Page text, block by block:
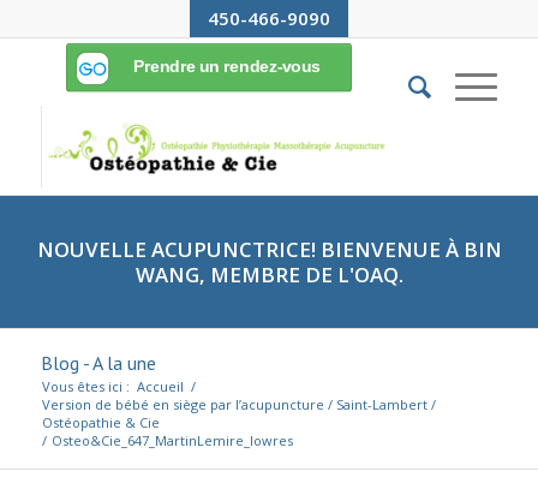
450-466-9090
NOUVELLE ACUPUNCTRICE! BIENVENUE À BIN
WANG, MEMBRE DE L'OAQ.
Blog - A la une
Vous êtes ici : Accueil /
Version de bébé en siège par l’acupuncture / Saint-Lambert /
Ostéopathie & Cie
/ Osteo&Cie_647_MartinLemire_lowres